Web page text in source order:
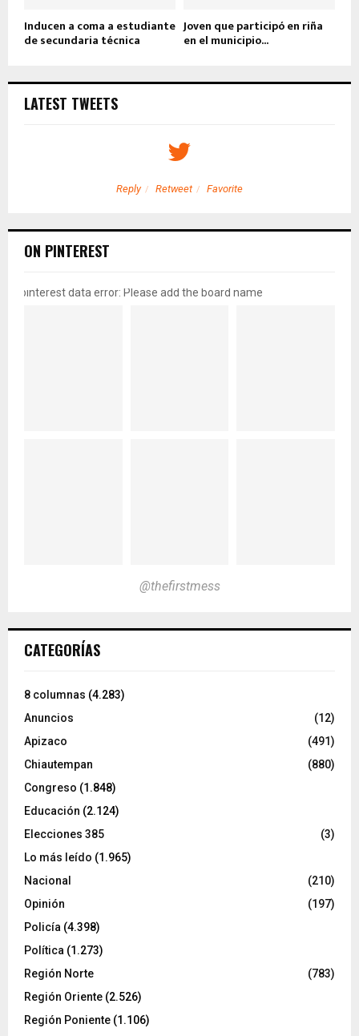
Inducen a coma a estudiante
de secundaria técnica
Joven que participó en riña
en el municipio...
LATEST TWEETS
Reply Retweet Favorite
ON PINTEREST
pinterest data error: Please add the board name
@thefirstmess
CATEGORÍAS
8 columnas (4.283)
Anuncios
(12)
Apizaco
(491)
Chiautempan
(880)
Congreso (1.848)
Educación (2.124)
Elecciones 385
(3)
Lo más leído (1.965)
Nacional
(210)
Opinión
(197)
Policía (4.398)
Política (1.273)
Región Norte
(783)
Región Oriente (2.526)
Región Poniente (1.106)